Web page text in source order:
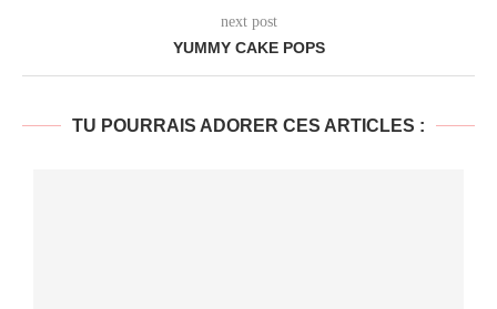
next post
YUMMY CAKE POPS
TU POURRAIS ADORER CES ARTICLES :